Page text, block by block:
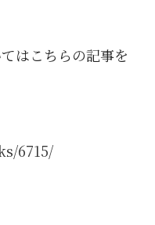
はこちらの記事を
6715/